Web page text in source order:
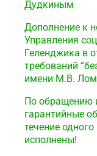
Дудкиным
Дополнение к
Управления
Геленджика в
требований
имени М.В.
По обращению
гарантийные
течение
исполнены!